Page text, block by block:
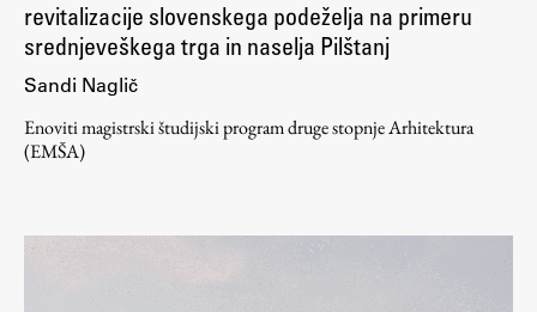
revitalizacije slovenskega podeželja na primeru
srednjeveškega trga in naselja Pilštanj
Sandi Naglič
Enoviti magistrski študijski program druge stopnje Arhitektura
(EMŠA)